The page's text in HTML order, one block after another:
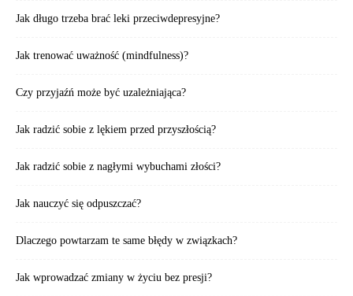
Jak długo trzeba brać leki przeciwdepresyjne?
Jak trenować uważność (mindfulness)?
Czy przyjaźń może być uzależniająca?
Jak radzić sobie z lękiem przed przyszłością?
Jak radzić sobie z nagłymi wybuchami złości?
Jak nauczyć się odpuszczać?
Dlaczego powtarzam te same błędy w związkach?
Jak wprowadzać zmiany w życiu bez presji?